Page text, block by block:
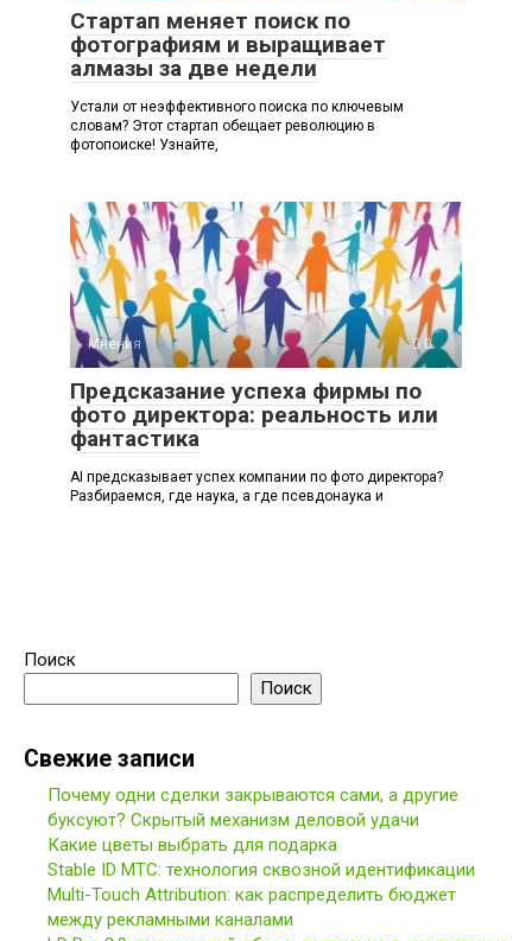
Стартап меняет поиск по
фотографиям и выращивает
алмазы за две недели
Устали от неэффективного поиска по ключевым
словам? Этот стартап обещает революцию в
фотопоиске! Узнайте,
Мнения 0
Предсказание успеха фирмы по
фото директора: реальность или
фантастика
AI предсказывает успех компании по фото директора?
Разбираемся, где наука, а где псевдонаука и
Поиск
Поиск
Свежие записи
Почему одни сделки закрываются сами, а другие
буксуют? Скрытый механизм деловой удачи
Какие цветы выбрать для подарка
Stable ID МТС: технология сквозной идентификации
Multi-Touch Attribution: как распределить бюджет
между рекламными каналами